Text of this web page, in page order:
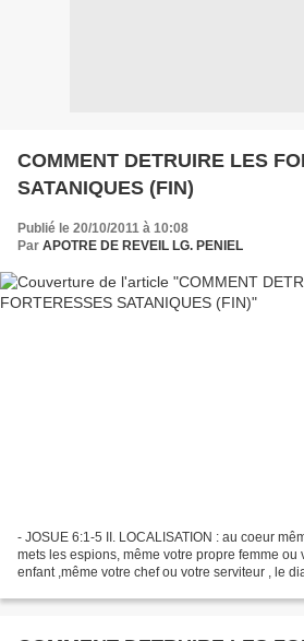
COMMENT DETRUIRE LES
SATANIQUES (FIN)
Publié le 20/10/2011 à 10:08
Par APOTRE DE REVEIL LG. PENIEL
- JOSUE 6:1-5 II. LOCALISATION : au coeur
mets les espions, même votre propre femme ou
enfant ,même votre chef ou votre serviteur , le